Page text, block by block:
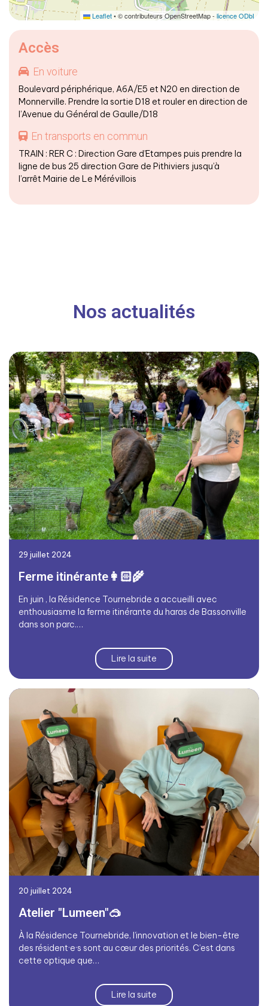
Leaflet• © contributeurs OpenStreetMap - licence ODbL
Accès
En voiture
Boulevard périphérique, A6A/E5 et N20 en direction de
Monnerville. Prendre la sortie D18 et rouler en direction de
l’Avenue du Général de Gaulle/D18
En transports en commun
TRAIN : RER C : Direction Gare d’Etampes puis prendre la
ligne de bus 25 direction Gare de Pithiviers jusqu’à
l’arrêt Mairie de Le Mérévillois
Nos actualités
29 juillet 2024
Ferme itinérante👩🏻‍🌾
En juin , la Résidence Tournebride a accueilli avec
enthousiasme la ferme itinérante du haras de Bassonville
dans son parc.…
Lire la suite
20 juillet 2024
Atelier "Lumeen"🥽
À la Résidence Tournebride, l’innovation et le bien-être
des résident·e·s sont au cœur des priorités. C’est dans
cette optique que…
Lire la suite